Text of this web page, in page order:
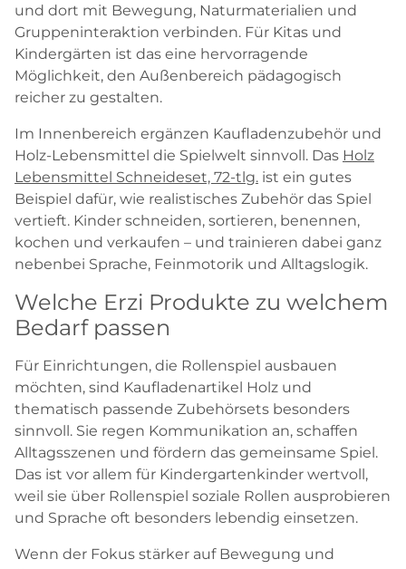
und dort mit Bewegung, Naturmaterialien und
Gruppeninteraktion verbinden. Für Kitas und
Kindergärten ist das eine hervorragende
Möglichkeit, den Außenbereich pädagogisch
reicher zu gestalten.
Im Innenbereich ergänzen Kaufladenzubehör und
Holz-Lebensmittel die Spielwelt sinnvoll. Das Holz
Lebensmittel Schneideset, 72-tlg. ist ein gutes
Beispiel dafür, wie realistisches Zubehör das Spiel
vertieft. Kinder schneiden, sortieren, benennen,
kochen und verkaufen – und trainieren dabei ganz
nebenbei Sprache, Feinmotorik und Alltagslogik.
Welche Erzi Produkte zu welchem
Bedarf passen
Für Einrichtungen, die Rollenspiel ausbauen
möchten, sind Kaufladenartikel Holz und
thematisch passende Zubehörsets besonders
sinnvoll. Sie regen Kommunikation an, schaffen
Alltagsszenen und fördern das gemeinsame Spiel.
Das ist vor allem für Kindergartenkinder wertvoll,
weil sie über Rollenspiel soziale Rollen ausprobieren
und Sprache oft besonders lebendig einsetzen.
Wenn der Fokus stärker auf Bewegung und